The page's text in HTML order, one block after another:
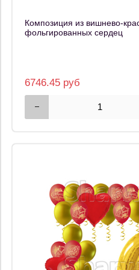
Композиция из вишнево-
фольгированных сердец
6746.45 руб